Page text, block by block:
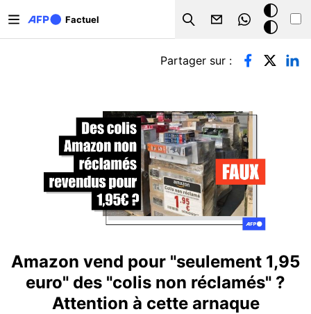
Factuel
Search
Mode
sombre
Onglets principaux
Partager sur :
Amazon vend pour "seulement 1,95
euro" des "colis non réclamés" ?
Attention à cette arnaque